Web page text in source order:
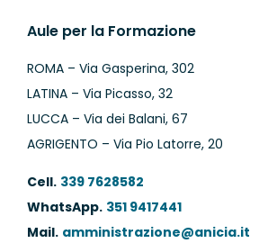
Aule per la Formazione
ROMA – Via Gasperina, 302
LATINA – Via Picasso, 32
LUCCA – Via dei Balani, 67
AGRIGENTO – Via Pio Latorre, 20
Cell. 339 7628582
WhatsApp. 351 9417441
Mail. amministrazione@anicia.it